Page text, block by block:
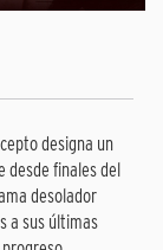
designa un
desde finales del
desolador
a sus últimas